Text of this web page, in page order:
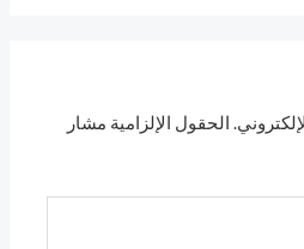
الحقول الإلزامية مشار